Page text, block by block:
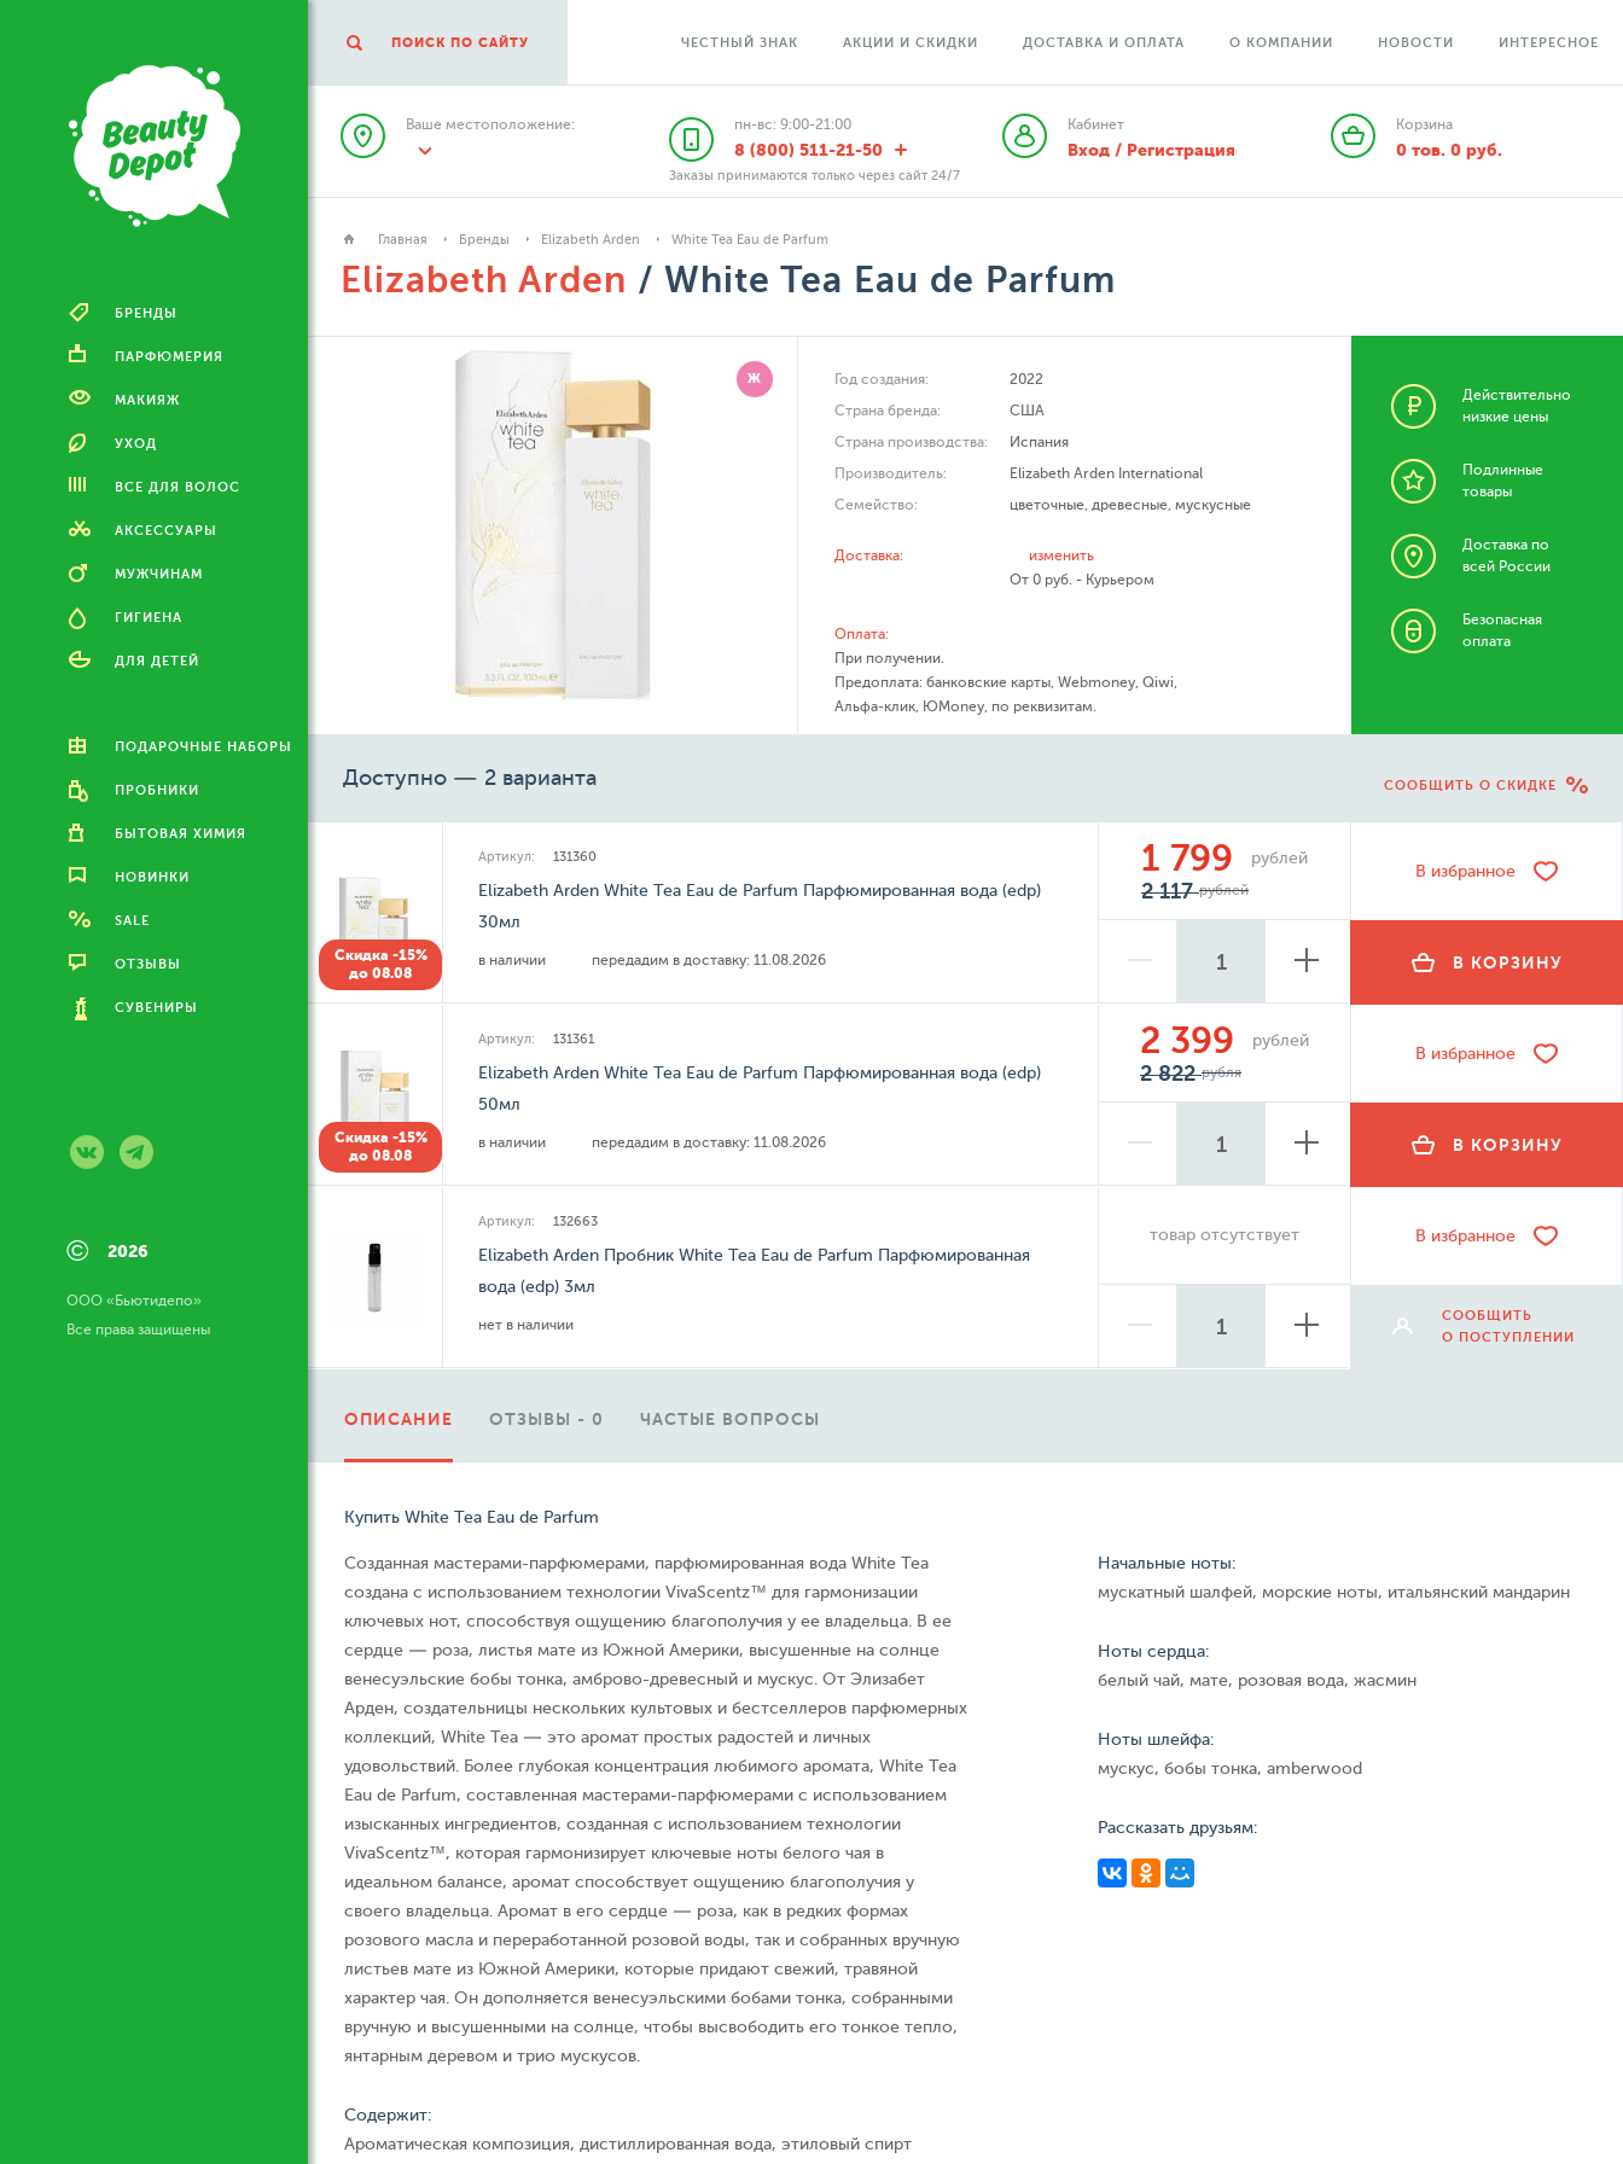
БРЕНДЫ
ПАРФЮМЕРИЯ
МАКИЯЖ
УХОД
ВСЕ ДЛЯ ВОЛОС
АКСЕССУАРЫ
МУЖЧИНАМ
ГИГИЕНА
ДЛЯ ДЕТЕЙ
ПОДАРОЧНЫЕ НАБОРЫ
ПРОБНИКИ
БЫТОВАЯ ХИМИЯ
НОВИНКИ
SALE
ОТЗЫВЫ
СУВЕНИРЫ
© 2026
ООО «Бьютидепо»
Все права защищены
ПОИСК ПО САЙТУ ЧЕСТНЫЙ ЗНАК АКЦИИ И СКИДКИ ДОСТАВКА И ОПЛАТА О КОМПАНИИ НОВОСТИ ИНТЕРЕСНОЕ
Ваше местоположение: пн-вс: 9:00-21:00
8 (800) 511-21-50
Заказы принимаются только через сайт 24/7
Кабинет
Вход / Регистрация
Корзина
0 тов. 0руб.
Главная Бренды Elizabeth Arden White Tea Eau de Parfum
Elizabeth Arden / White Tea Eau de Parfum
Ж Год создания:
2022
Страна бренда:
США
Страна производства:
Испания
Производитель:
Elizabeth Arden International
Семейство:
цветочные, древесные, мускусные
Доставка:
изменить
От 0 руб. - Курьером
Оплата:
При получении.
Предоплата: банковские карты, Webmoney, Qiwi,
Альфа-клик, ЮMoney, по реквизитам.
Действительно
низкие цены
Подлинные
товары
Доставка по
всей России
Безопасная
оплата
Доступно — 2 варианта СООБЩИТЬ О СКИДКЕ
Скидка -15%
до 08.08
Артикул: 131360
Elizabeth Arden White Tea Eau de Parfum Парфюмированная вода (edp)
30мл
в наличии передадим в доставку: 11.08.2026
1 799 рублей
2 117рублей
В избранное
В КОРЗИНУ
Скидка -15%
до 08.08
Артикул: 131361
Elizabeth Arden White Tea Eau de Parfum Парфюмированная вода (edp)
50мл
в наличии передадим в доставку: 11.08.2026
2 399 рублей
2 822рубля
В избранное
В КОРЗИНУ
Артикул: 132663
Elizabeth Arden Пробник White Tea Eau de Parfum Парфюмированная
вода (edp) 3мл
нет в наличии
товар отсутствует В избранное
СООБЩИТЬ
О ПОСТУПЛЕНИИ
ОПИСАНИЕ ОТЗЫВЫ - 0 ЧАСТЫЕ ВОПРОСЫ
Купить White Tea Eau de Parfum
Созданная мастерами-парфюмерами, парфюмированная вода White Tea
создана с использованием технологии VivaScentz™ для гармонизации
ключевых нот, способствуя ощущению благополучия у ее владельца. В ее
сердце — роза, листья мате из Южной Америки, высушенные на солнце
венесуэльские бобы тонка, амброво-древесный и мускус. От Элизабет
Арден, создательницы нескольких культовых и бестселлеров парфюмерных
коллекций, White Tea — это аромат простых радостей и личных
удовольствий. Более глубокая концентрация любимого аромата, White Tea
Eau de Parfum, составленная мастерами-парфюмерами с использованием
изысканных ингредиентов, созданная с использованием технологии
VivaScentz™, которая гармонизирует ключевые ноты белого чая в
идеальном балансе, аромат способствует ощущению благополучия у
своего владельца. Аромат в его сердце — роза, как в редких формах
розового масла и переработанной розовой воды, так и собранных вручную
листьев мате из Южной Америки, которые придают свежий, травяной
характер чая. Он дополняется венесуэльскими бобами тонка, собранными
вручную и высушенными на солнце, чтобы высвободить его тонкое тепло,
янтарным деревом и трио мускусов.
Содержит:
Ароматическая композиция, дистиллированная вода, этиловый спирт
Начальные ноты:
мускатный шалфей, морские ноты, итальянский мандарин
Ноты сердца:
белый чай, мате, розовая вода, жасмин
Ноты шлейфа:
мускус, бобы тонка, amberwood
Рассказать друзьям: